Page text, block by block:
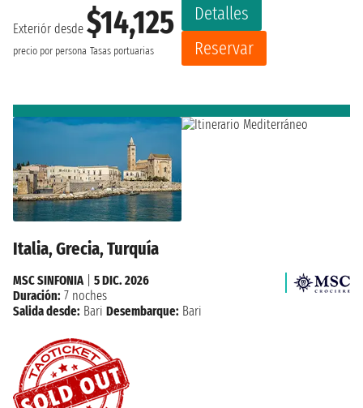
Exteriór desde $14,125
precio por persona Tasas portuarias
Detalles
Reservar
Italia, Grecia, Turquía
MSC SINFONIA| 5 DIC. 2026
Duración: 7 noches
Salida desde: Bari Desembarque: Bari